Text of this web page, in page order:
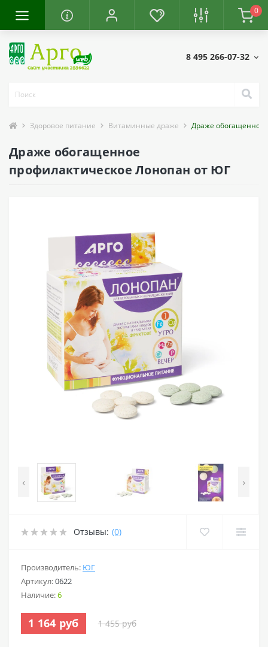
0
8 495 266-07-32
Здоровое питание Витаминные драже Драже обогащенное
Драже обогащенное
профилактическое Лонопан от ЮГ
‹ ›
Отзывы: (0)
Производитель: ЮГ
Артикул:0622
Наличие:6
1 164 руб 1 455 руб